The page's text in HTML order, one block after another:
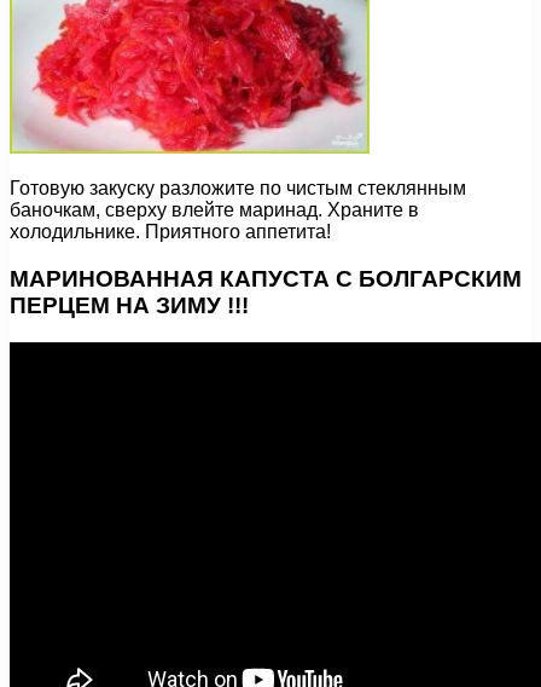
Готовую закуску разложите по чистым стеклянным
баночкам, сверху влейте маринад. Храните в
холодильнике. Приятного аппетита!
МАРИНОВАННАЯ КАПУСТА С БОЛГАРСКИМ
ПЕРЦЕМ НА ЗИМУ !!!